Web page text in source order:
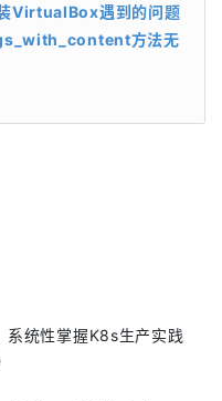
VirtualBox遇到的问题
方法无
统性掌握K8s生产实践